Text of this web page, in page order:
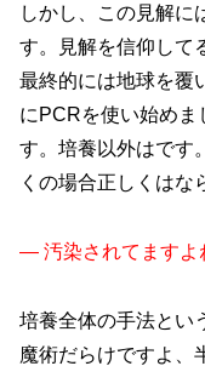
しかし、この見解に
す。見解を信仰して
最終的には地球を覆
にPCRを使い始めま
す。培養以外はです
くの場合正しくはな
— 汚染されてますよ
培養全体の手法とい
魔術だらけですよ、